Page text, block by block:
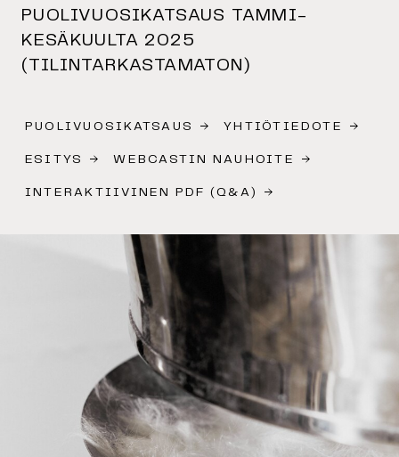
PUOLIVUOSIKATSAUS TAMMI-
KESÄKUULTA 2025
(TILINTARKASTAMATON)
PUOLIVUOSIKATSAUS YHTIÖTIEDOTE
ESITYS WEBCASTIN NAUHOITE
INTERAKTIIVINEN PDF (Q&A)